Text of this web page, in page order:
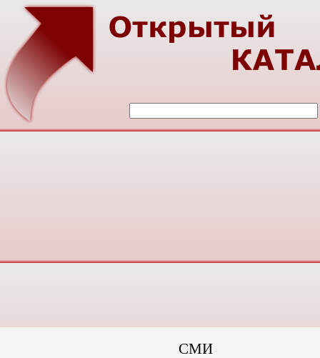
СМИ